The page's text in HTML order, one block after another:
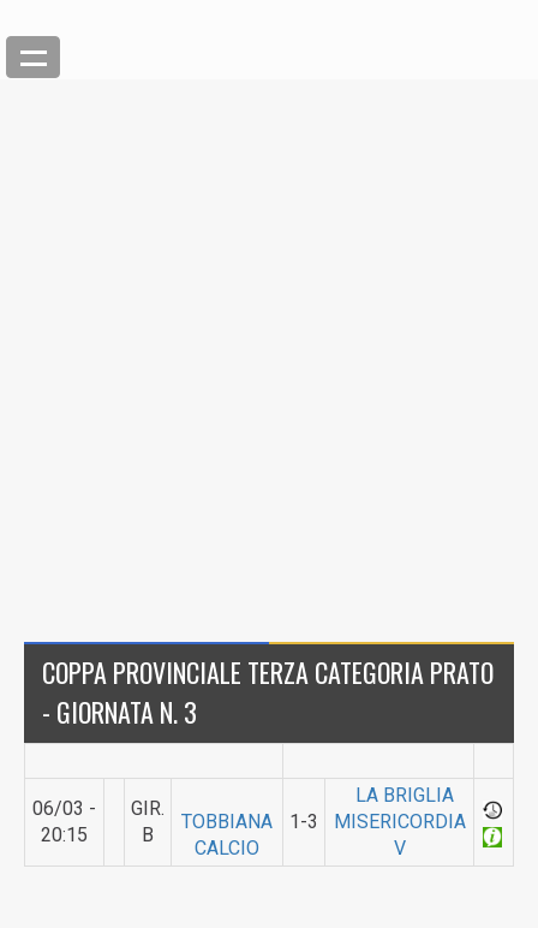
COPPA PROVINCIALE TERZA CATEGORIA PRATO
- GIORNATA N. 3
06/03 -
20:15
GIR.
B
TOBBIANA
CALCIO
1-3
LA BRIGLIA
MISERICORDIA
V